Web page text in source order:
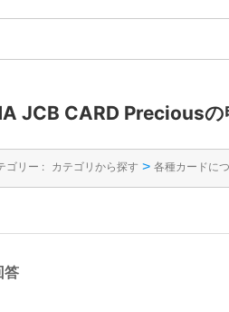
JCB CARD Preciousの
ゴリー : カテゴリから探す > 各種カードに
答